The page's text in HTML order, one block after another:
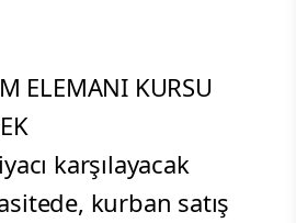
ELEMANI KURSU
karşılayacak
kurban satış